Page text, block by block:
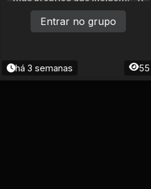
aças - Classes - Economia -
Cargos - Lojas - Reinos - Deu
ses Atualizações constante
há 3 semanas 55
Entrar no grupo